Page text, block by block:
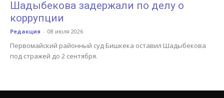
Шадыбекова задержали по делу о
коррупции
Редакция - 08 июля 2026
Первомайский районный суд Бишкека оставил Шадыбекова
под стражей до 2 сентября.